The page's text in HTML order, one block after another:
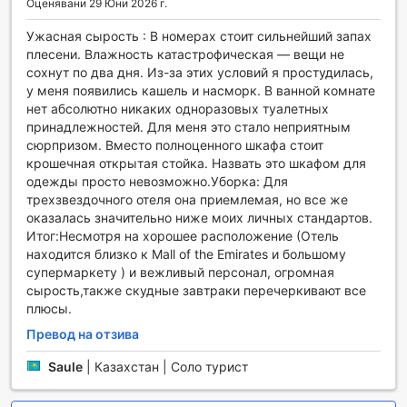
Studio M Al Barsha Hotel by Millennium предлага удобни
транспортни услуги, които ще направят вашето
пътуване в Дубай още по-приятно. Хотелът разполага с
паркинг на място, който е идеален за гости, които
предпочитат да пътуват със собствен автомобил.
Съоръжението предлага самостоятелно паркиране,
което осигурява допълнителна гъвкавост и удобство за
вашето пътуване.
Най-добрата част е, че паркингът е безплатен, което е
значително предимство за туристите, които искат да
опознаят града без допълнителни разходи. Без
значение дали планирате да разгледате
забележителностите на Дубай или просто искате да се
насладите на спокойствието на хотелската обстановка,
Studio M Al Barsha Hotel by Millennium осигурява всичко
необходимо за вашето удобно и безпроблемно
пътуване.
Съоръжения в стаите на Studio M Al Barsha Hotel от
Millennium
Оценявани 29 Юни 2026 г.
Ужасная сырость : В номерах стоит сильнейший запах
плесени. Влажность катастрофическая — вещи не
сохнут по два дня. Из-за этих условий я простудилась,
у меня появились кашель и насморк. В ванной комнате
нет абсолютно никаких одноразовых туалетных
принадлежностей. Для меня это стало неприятным
сюрпризом. Вместо полноценного шкафа стоит
крошечная открытая стойка. Назвать это шкафом для
одежды просто невозможно.Уборка: Для
трехзвездочного отеля она приемлемая, но все же
оказалась значительно ниже моих личных стандартов.
Итог:Несмотря на хорошее расположение (Отель
находится близко к Mall of the Emirates и большому
супермаркету ) и вежливый персонал, огромная
сырость,также скудные завтраки перечеркивают все
плюсы.
Превод на отзива
Saule Казахстан | Соло турист